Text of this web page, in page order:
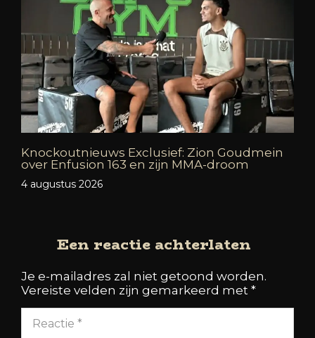
Knockoutnieuws Exclusief: Zion Goudmein
over Enfusion 163 en zijn MMA-droom
4 augustus 2026
Een reactie achterlaten
Je e-mailadres zal niet getoond worden.
Vereiste velden zijn gemarkeerd met *